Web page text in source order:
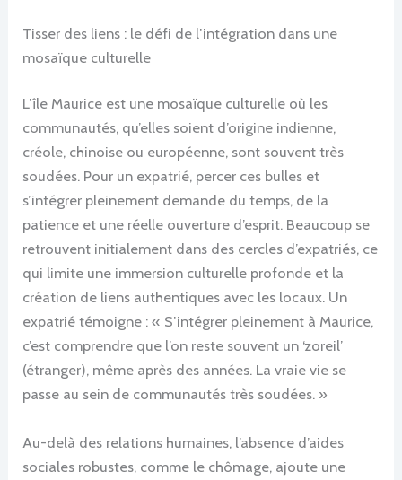
Tisser des liens : le défi de l’intégration dans une
mosaïque culturelle
L’île Maurice est une mosaïque culturelle où les
communautés, qu’elles soient d’origine indienne,
créole, chinoise ou européenne, sont souvent très
soudées. Pour un expatrié, percer ces bulles et
s’intégrer pleinement demande du temps, de la
patience et une réelle ouverture d’esprit. Beaucoup se
retrouvent initialement dans des cercles d’expatriés, ce
qui limite une immersion culturelle profonde et la
création de liens authentiques avec les locaux. Un
expatrié témoigne : « S’intégrer pleinement à Maurice,
c’est comprendre que l’on reste souvent un ‘zoreil’
(étranger), même après des années. La vraie vie se
passe au sein de communautés très soudées. »
Au-delà des relations humaines, l’absence d’aides
sociales robustes, comme le chômage, ajoute une